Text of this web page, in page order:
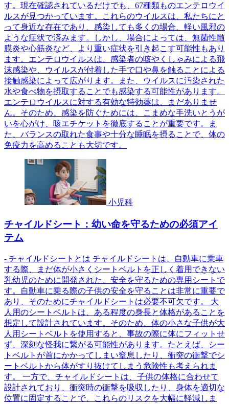
す。現在確認されているだけでも、67種類ものエンテロウイ
ルスが見つかっています。これらのウイルスは、私たちにと
って身近な存在であり、感染しても多くの場合、軽い風邪の
ような症状で済みます。しかし、場合によっては、無菌性髄
膜炎や心筋炎など、より重い症状を引き起こす可能性もあり
ます。エンテロウイルスは、感染者の咳やくしゃみによる飛
沫感染や、ウイルスが付着した手で口や鼻を触ることによる
接触感染によって広がります。また、ウイルスに汚染された
水や食べ物を摂取することでも感染する可能性があります。
エンテロウイルスに対する有効な特効薬は、まだありませ
ん。そのため、感染を防ぐためには、こまめな手洗いとうが
いを心がけ、咳エチケットを徹底することが重要です。ま
た、バランスの取れた食事や十分な睡眠を摂ることで、体の
免疫力を高めることも大切です。
小児科
チャイルドシート：幼い命を守るための必須アイ
テム
- チャイルドシートとは チャイルドシートは、自動車に乗車
する際、まだ体が小さくシートベルトを正しく着用できない
乳幼児のために開発された、安全を守るための専用シートで
す。自動車に乗る際の子供の安全を守ることは非常に重要で
あり、そのためにチャイルドシートは必要不可欠です。 大
人用のシートベルトは、ある程度の身長と体格があることを
想定して設計されています。そのため、体の小さな子供が大
人用シートベルトを使用すると、事故の際に体にフィットせ
ず、深刻な怪我に繋がる可能性があります。たとえば、シー
トベルトが首にかかってしまい窒息したり、衝突の衝撃でシ
ートベルトから体がすり抜けてしまう危険性も考えられま
す。 一方で、チャイルドシートは、子供の体格に合わせて
設計されており、衝突時の衝撃を吸収したり、身体を適切な
位置に固定することで、これらのリスクを大幅に軽減しま